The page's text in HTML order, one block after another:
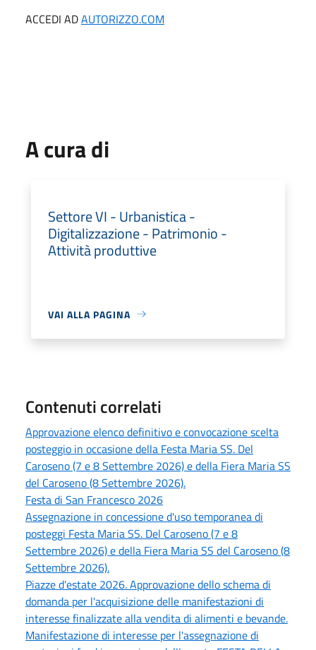
ACCEDI ADAUTORIZZO.COM
A cura di
Settore VI - Urbanistica -
Digitalizzazione - Patrimonio -
Attività produttive
VAI ALLA PAGINA
Contenuti correlati
Approvazione elenco definitivo e convocazione scelta
posteggio in occasione della Festa Maria SS. Del
Caroseno (7 e 8 Settembre 2026) e della Fiera Maria SS
del Caroseno (8 Settembre 2026).
Festa di San Francesco 2026
Assegnazione in concessione d'uso temporanea di
posteggi Festa Maria SS. Del Caroseno (7 e 8
Settembre 2026) e della Fiera Maria SS del Caroseno (8
Settembre 2026).
Piazze d'estate 2026. Approvazione dello schema di
domanda per l'acquisizione delle manifestazioni di
interesse finalizzate alla vendita di alimenti e bevande.
Manifestazione di interesse per l'assegnazione di